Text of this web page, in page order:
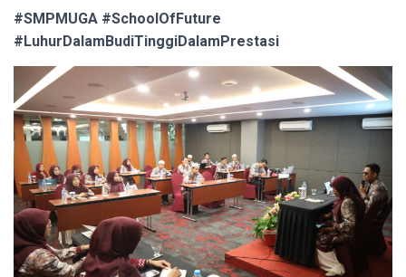
#SMPMUGA #SchoolOfFuture
#LuhurDalamBudiTinggiDalamPrestasi